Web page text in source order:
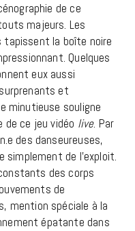
de ce
majeurs. Les
la boîte noire
Quelques
eux aussi
et
minutieuse souligne
de ce jeu vidéo live. Par
des danseureuses,
simplement de l’exploit.
des corps
de
mention spéciale à la
épatante dans